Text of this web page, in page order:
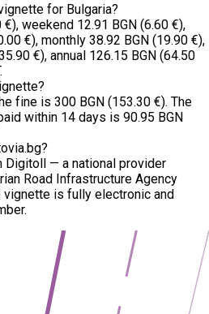
for Bulgaria?
€), weekend 12.91 BGN (6.60 €),
€), monthly 38.92 BGN (19.90 €),
€), annual 126.15 BGN (64.50
fine is 300 BGN (153.30 €). The
within 14 days is 90.95 BGN
Digitoll — a national provider
Road Infrastructure Agency
vignette is fully electronic and